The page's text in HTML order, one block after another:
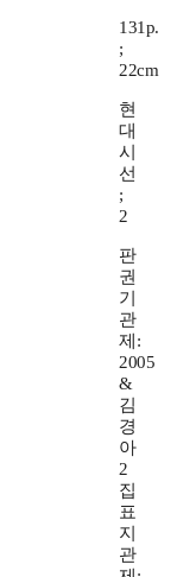
131p.
;
22cm
현
대
시
선
;
2
판
권
기
관
제:
2005
&
김
경
아
2
집
표
지
관